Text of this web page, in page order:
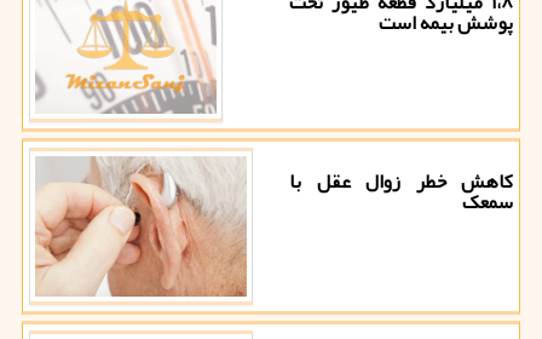
پوشش بیمه است
کاهش خطر زوال عقل با
سمعک